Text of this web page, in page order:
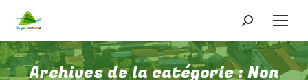
Recherche
:
Archives de la catégorie :Non